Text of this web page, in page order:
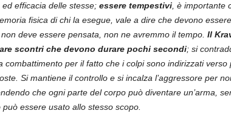
ed efficacia delle stesse; essere tempestivi, è importante
fisica di chi la esegue, vale a dire che devono
deve essere pensata, non ne avremmo il tempo. Il
scontri che devono durare pochi secondi; si
combattimento per il fatto che i colpi sono indirizzati
Si mantiene il controllo e si incalza l’aggressore per
che ogni parte del corpo può diventare un’arma,
può essere usato allo stesso scopo.